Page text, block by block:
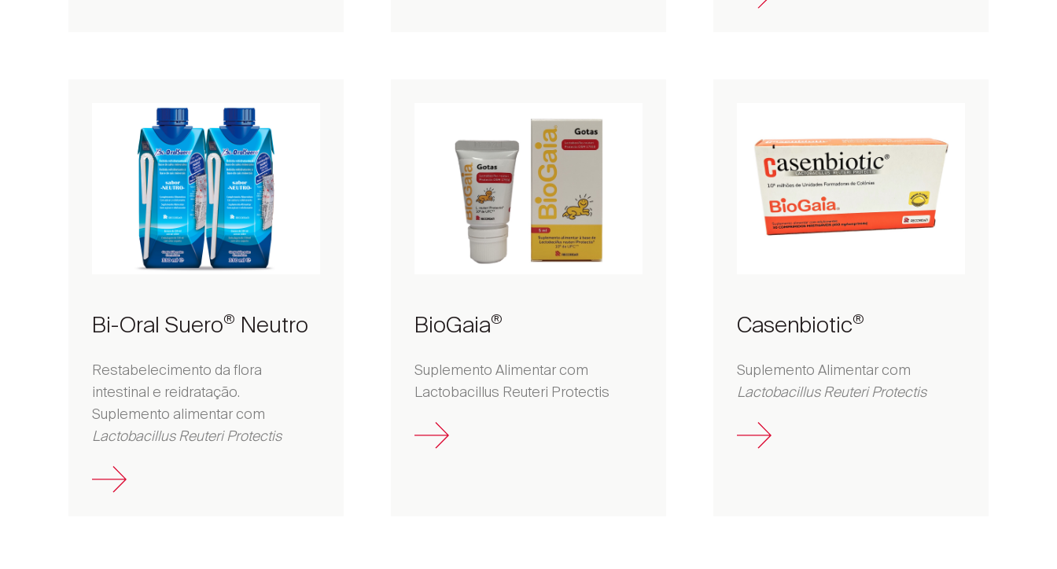
Bi-Oral Suero® Neutro
Restabelecimento da flora
intestinal e reidratação.
Suplemento alimentar com
Lactobacillus Reuteri Protectis
BioGaia®
Suplemento Alimentar com
Lactobacillus Reuteri Protectis
Casenbiotic®
Suplemento Alimentar com
Lactobacillus Reuteri Protectis